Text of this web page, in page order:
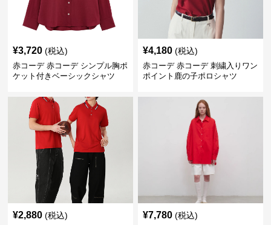
¥3,720 (税込)
赤コーデ 赤コーデ シンプル胸ポ
ケット付きベーシックシャツ
¥4,180 (税込)
赤コーデ 赤コーデ 刺繍入りワン
ポイント鹿の子ポロシャツ
¥2,880 (税込) ¥7,780 (税込)